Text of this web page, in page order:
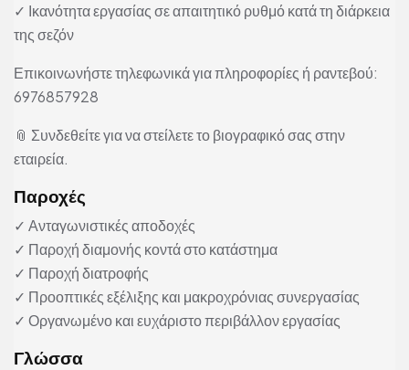
✓ Ικανότητα εργασίας σε απαιτητικό ρυθμό κατά τη διάρκεια
της σεζόν
Επικοινωνήστε τηλεφωνικά για πληροφορίες ή ραντεβού:
6976857928
📎 Συνδεθείτε για να στείλετε το βιογραφικό σας στην
εταιρεία.
Παροχές
✓ Ανταγωνιστικές αποδοχές
✓ Παροχή διαμονής κοντά στο κατάστημα
✓ Παροχή διατροφής
✓ Προοπτικές εξέλιξης και μακροχρόνιας συνεργασίας
✓ Οργανωμένο και ευχάριστο περιβάλλον εργασίας
Γλώσσα